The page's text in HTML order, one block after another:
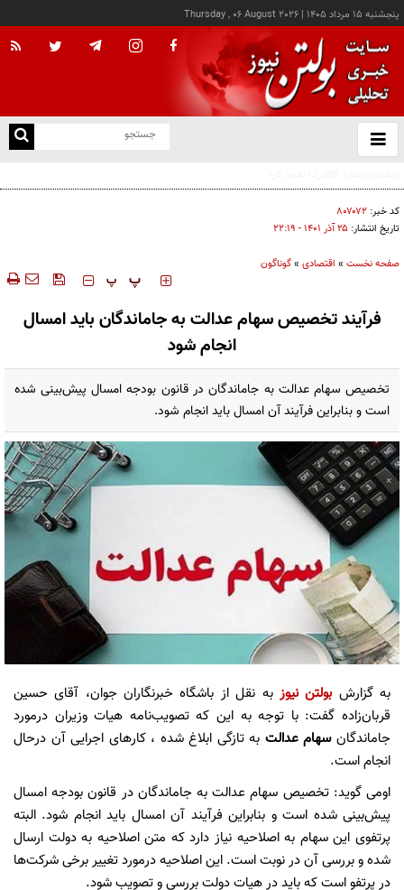
پنجشنبه ۱۵ مرداد ۱۴۰۵ |
Thursday , 06 August 2026
باز
و
کد خبر: ۸۰۷۰۷۲
تاریخ انتشار: ۲۵ آذر ۱۴۰۱ - ۲۲:۱۹
صفحه نخست » اقتصادی »گوناگون
‍‍‍ پ پ
فرآیند تخصیص سهام عدالت به جاماندگان باید امسال
انجام شود
تخصیص سهام عدالت به جاماندگان در قانون بودجه امسال پیش‌بینی شده
است و بنابراین فرآیند آن امسال باید انجام شود.
به گزارشبولتن نیوز به نقل از باشگاه خبرنگاران جوان، آقای حسین
قربان‌زاده گفت: با توجه به این که تصویب‌نامه هیات وزیران درمورد
جاماندگانسهام عدالت به تازگی ابلاغ شده ، کار‌های اجرایی آن درحال
انجام است.
اومی گوید: تخصیص سهام عدالت به جاماندگان در قانون بودجه امسال
پیش‌بینی شده است و بنابراین فرآیند آن امسال باید انجام شود. البته
پرتفوی این سهام به اصلاحیه نیاز دارد که متن اصلاحیه به دولت ارسال
شده و بررسی آن در نوبت است. این اصلاحیه درمورد تغییر برخی شرکت‌ها
در پرتفو است که باید در هیات دولت بررسی و تصویب شود.